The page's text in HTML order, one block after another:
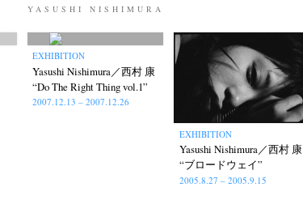
YASUSHI NISHIMURA
EXHIBITION
Yasushi Nishimura／西村 康
“Do The Right Thing vol.1”
2007.12.13 – 2007.12.26
EXHIBITION
Yasushi Nishimura／西村 康
“ブロードウェイ”
2005.8.27 – 2005.9.15